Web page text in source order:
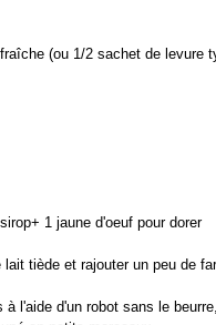
(ou 1/2 sachet de levure
1 jaune d'oeuf pour dorer
tiède et rajouter un peu de
à l'aide d'un robot sans le